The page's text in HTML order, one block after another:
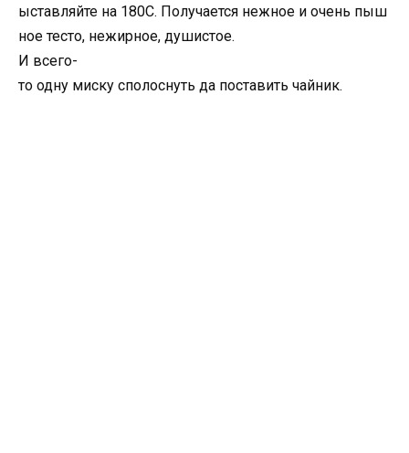
ыставляйте на 180С. Получается нежное и очень пыш
ное тесто, нежирное, душистое.
И всего-
то одну миску сполоснуть да поставить чайник.